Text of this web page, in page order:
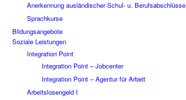
Anerkennung ausländischer Schul- u. Berufsabschlüsse
Sprachkurse
Bildungsangebote
Soziale Leistungen
Integration Point
Integration Point – Jobcenter
Integration Point – Agentur für Arbeit
Arbeitslosengeld I